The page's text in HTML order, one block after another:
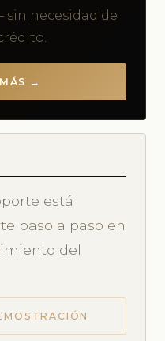
necesidad de
→
está
paso a paso en
del